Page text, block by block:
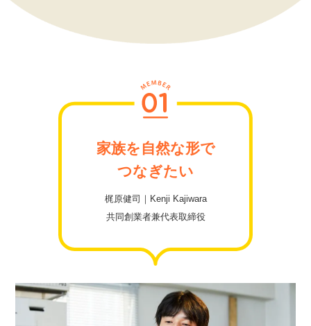
家族を自然な形で
つなぎたい
梶原健司｜Kenji Kajiwara
共同創業者兼代表取締役